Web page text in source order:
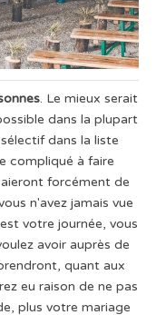
. Le mieux serait
dans la plupart
dans la liste
compliqué à faire
forcément de
n'avez jamais vue
votre journée, vous
avoir auprès de
quant aux
eu raison de ne pas
plus votre mariage